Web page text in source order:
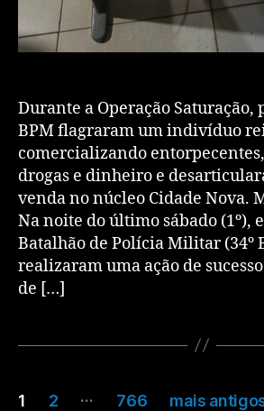
Durante a Operação Saturação,
BPM flagraram um indivíduo
comercializando
drogas e dinheiro e
venda no núcleo Cidade Nova.
Na noite do último sábado (1º),
Batalhão de Polícia Militar (34º
realizaram uma ação de
de […]
1 2 … 766 mais